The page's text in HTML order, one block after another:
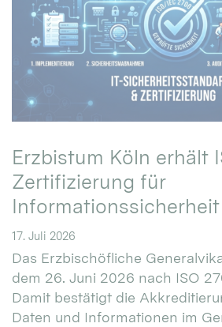
Erzbistum Köln erhält
Zertifizierung für
Informationssicherheit
17. Juli 2026
Das Erzbischöfliche
dem 26. Juni 2026 nach ISO
Damit bestätigt die
Daten und Informationen im